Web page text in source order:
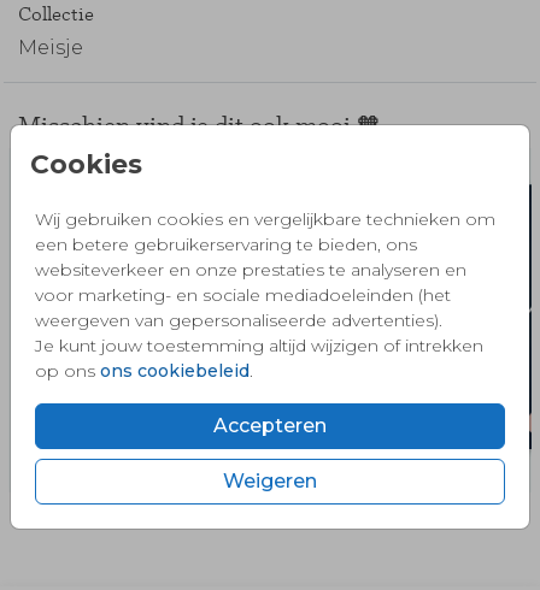
Cookies
Wij gebruiken cookies en vergelijkbare technieken om
een betere gebruikerservaring te bieden, ons
websiteverkeer en onze prestaties te analyseren en
voor marketing- en sociale mediadoeleinden (het
weergeven van gepersonaliseerde advertenties).
Je kunt jouw toestemming altijd wijzigen of intrekken
op ons ons cookiebeleid
Accepteren
Weigeren
Collectie
Meisje
Misschien vind je dit ook mooi 🧡